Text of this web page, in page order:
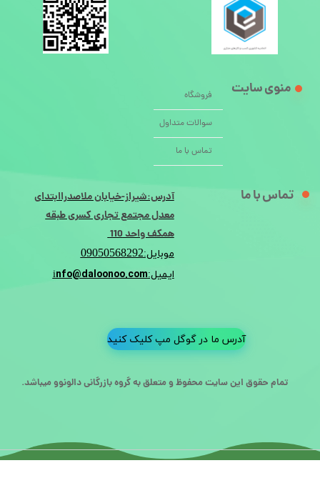
تمام حقوق این سایت محفوظ و متعلق به گروه بازرگانی دالونوو میباشد.
فروشگاه
سوالات متداول
تماس با ما
منوی سایت
تماس با ما
آدرس:شیراز-خیابان ملاصدراابتدای
معدل مجتمع تجاری کسری طبقه
همکف واحد 110
موبایل:09050568292
ایمیل:info@daloonoo.com
آدرس ما در گوگل مپ کلیک کنید